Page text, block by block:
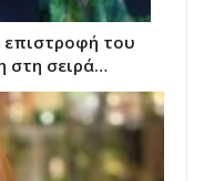
επιστροφή του
στη σειρά…